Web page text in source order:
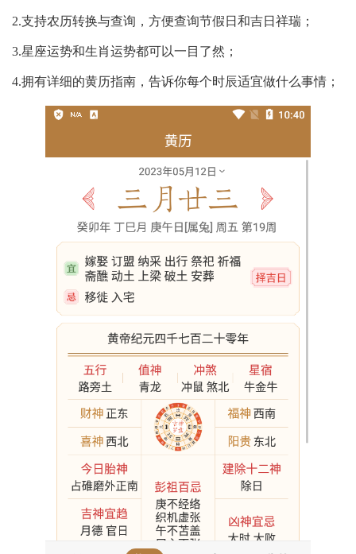
2.支持农历转换与查询，方便查询节假日和吉日祥瑞；
3.星座运势和生肖运势都可以一目了然；
4.拥有详细的黄历指南，告诉你每个时辰适宜做什么事情；